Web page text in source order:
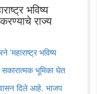
भविष्य
राज्य
भविष्य
भूमिका घेत
दिले आहे. भाजप